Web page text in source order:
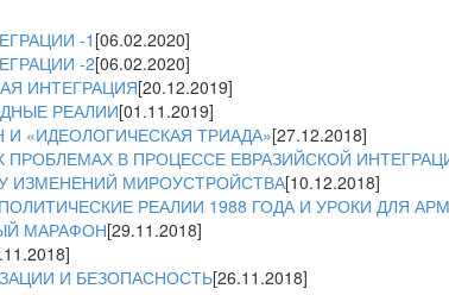
-1[06.02.2020]
-2[06.02.2020]
ИНТЕГРАЦИЯ[20.12.2019]
РЕАЛИИ[01.11.2019]
«ИДЕОЛОГИЧЕСКАЯ ТРИАДА»[27.12.2018]
В ПРОЦЕССЕ ЕВРАЗИЙСКОЙ
ИЗМЕНЕНИЙ МИРОУСТРОЙСТВА[10.12.2018]
РЕАЛИИ 1988 ГОДА И УРОКИ ДЛЯ
МАРАФОН[29.11.2018]
И БЕЗОПАСНОСТЬ[26.11.2018]